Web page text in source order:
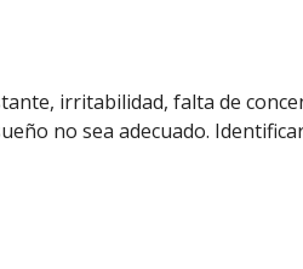
irritabilidad, falta de
no sea adecuado.